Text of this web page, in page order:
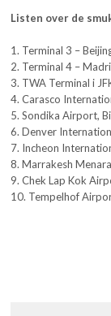
Listen over de
1. Terminal 3 –
2. Terminal 4 –
3. TWA Terminal i
4. Carasco
5. Sondika Airport,
6. Denver
7. Incheon
8. Marrakesh
9. Chek Lap Kok
10. Tempelhof